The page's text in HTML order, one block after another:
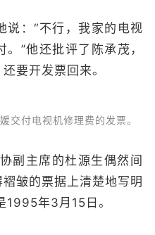
说：“不行，我家的电视
”他还批评了陈承茂，
要开发票回来。
付电视机修理费的发票。
副主席的杜源生偶然间
皱的票据上清楚地写明
1995年3月15日。